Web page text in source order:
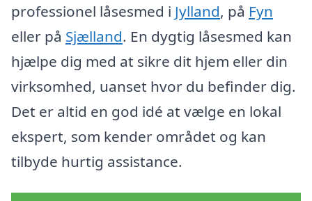
professionel låsesmed i Jylland, på Fyn
eller på Sjælland. En dygtig låsesmed kan
hjælpe dig med at sikre dit hjem eller din
virksomhed, uanset hvor du befinder dig.
Det er altid en god idé at vælge en lokal
ekspert, som kender området og kan
tilbyde hurtig assistance.